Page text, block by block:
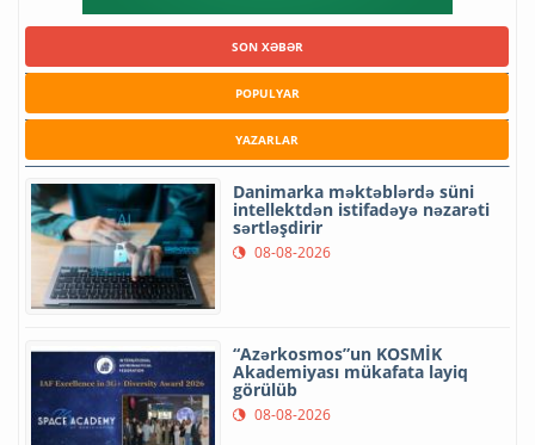
SON XƏBƏR
POPULYAR
YAZARLAR
Danimarka məktəblərdə süni
intellektdən istifadəyə nəzarəti
sərtləşdirir
08-08-2026
“Azərkosmos”un KOSMİK
Akademiyası mükafata layiq
görülüb
08-08-2026